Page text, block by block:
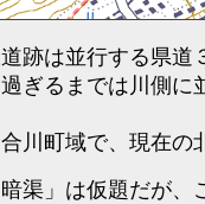
跡は並行する県道
ぎるまでは川側に
川町域で、現在の
渠」は仮題だが、